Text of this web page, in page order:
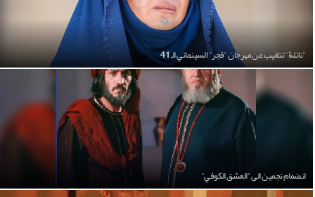
"نائلة" تتغيب عن مهرجان "فجر" السينمائي الـ 41
انضمام نجمين الى "العشق الكوفي"